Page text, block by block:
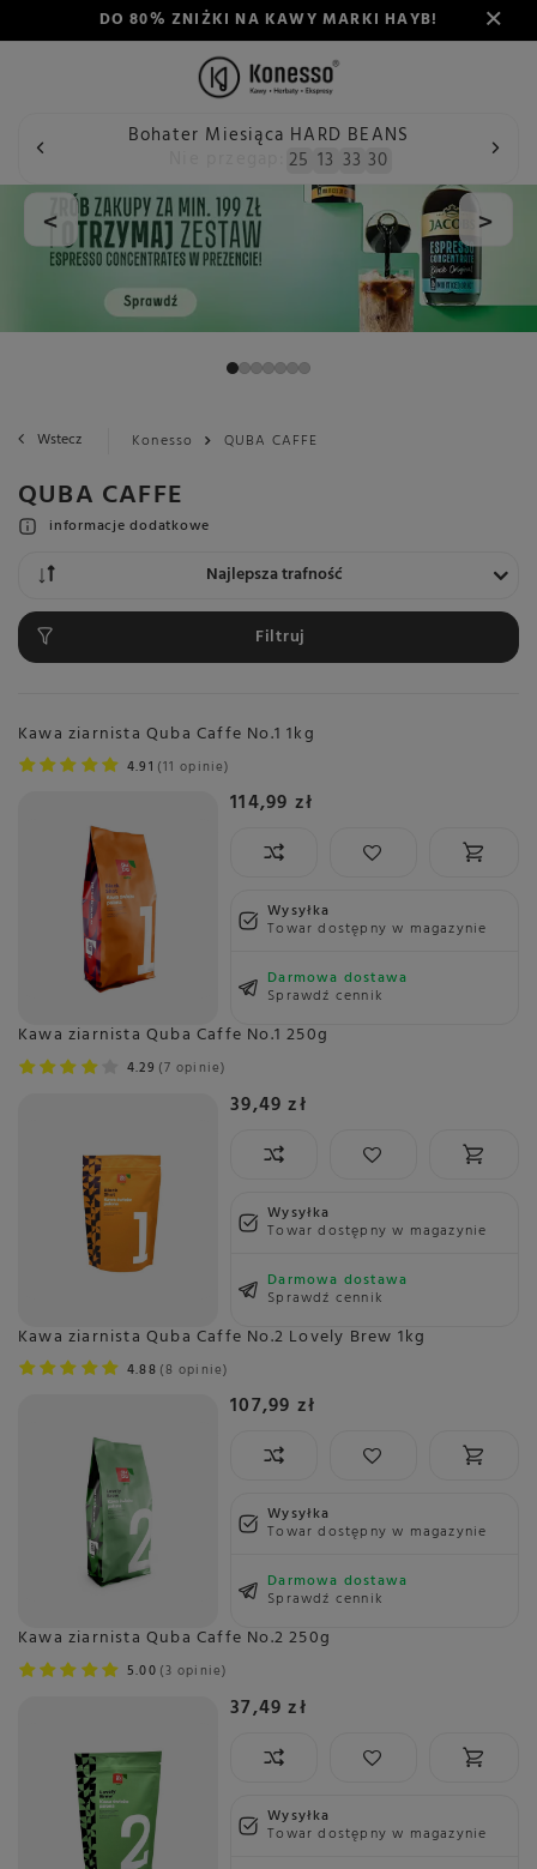
DO 80% ZNIŻKI NA KAWY MARKI HAYB!
Bohater Miesiąca HARD BEANS
25 13 33 29
< >
Wstecz Konesso QUBA CAFFE
QUBA CAFFE
informacje dodatkowe
Zmień sortowanie
Najlepsza trafność
Filtruj
Kawa ziarnista Quba Caffe No.1 1kg
4.91 11 opinie
114,99 zł
Wysyłka
Towar dostępny w magazynie
Darmowa dostawa
Sprawdź cennik
Kawa ziarnista Quba Caffe No.1 250g
4.29 7 opinie
39,49 zł
Wysyłka
Towar dostępny w magazynie
Darmowa dostawa
Sprawdź cennik
Kawa ziarnista Quba Caffe No.2 Lovely Brew 1kg
4.88 8 opinie
107,99 zł
Wysyłka
Towar dostępny w magazynie
Darmowa dostawa
Sprawdź cennik
Kawa ziarnista Quba Caffe No.2 250g
5.00 3 opinie
37,49 zł
Wysyłka
Towar dostępny w magazynie